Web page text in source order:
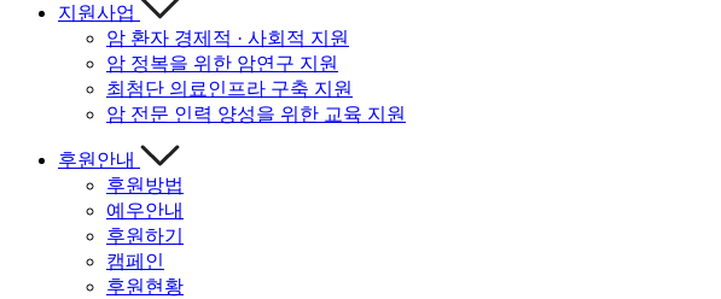
지원사업
암 환자 경제적 · 사회적 지원
암 정복을 위한 암연구 지원
최첨단 의료인프라 구축 지원
암 전문 인력 양성을 위한 교육 지원
후원안내
후원방법
예우안내
후원하기
캠페인
후원현황